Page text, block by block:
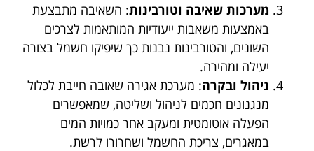
מערכות שאיבה וטורבינות: השאיבה מתבצעת
באמצעות משאבות ייעודיות המותאמות לצרכים
השונים, והטורבינות נבנות כך שיפיקו חשמל בצורה
יעילה ומהירה.
ניהול ובקרה: מערכת אגירה שאובה חייבת לכלול
מנגנונים חכמים לניהול ושליטה, שמאפשרים
הפעלה אוטומטית ומעקב אחר כמויות המים
במאגרים, צריכת החשמל ושחרורו לרשת.